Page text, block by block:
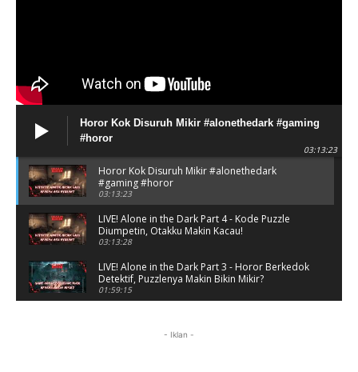
Horor Kok Disuruh Mikir #alonethedark #gaming
#horor
03:13:23
Horor Kok Disuruh Mikir #alonethedark
#gaming #horor
03:13:23
LIVE! Alone in the Dark Part 4 - Kode Puzzle
Diumpetin, Otakku Makin Kacau!
03:13:28
LIVE! Alone in the Dark Part 3 - Horor Berkedok
Detektif, Puzzlenya Makin Bikin Mikir?
01:59:15
- Iklan -